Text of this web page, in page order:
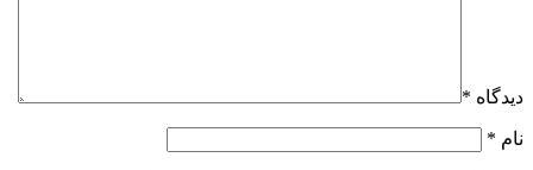
دیدگاه *
نام *